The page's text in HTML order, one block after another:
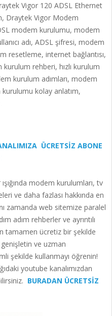
Vigor 120 ADSL Ethernet
Draytek Vigor Modem
modem kurulumu, modem
adı, ADSL şifresi, modem
resetleme, internet bağlantısı,
rehberi, hızlı kurulum
kurulum adımları, modem
kolay anlatım,
ÜCRETSİZ ABONE
modem kurulumları, tv
ve daha fazlası hakkında en
zamanda web sitemize paralel
adım rehberler ve ayrıntılı
tamamen ücretiz bir şekilde
ve uzman
şekilde kullanmayı öğrenin!
youtube kanalımızdan
BURADAN ÜCRETSİZ